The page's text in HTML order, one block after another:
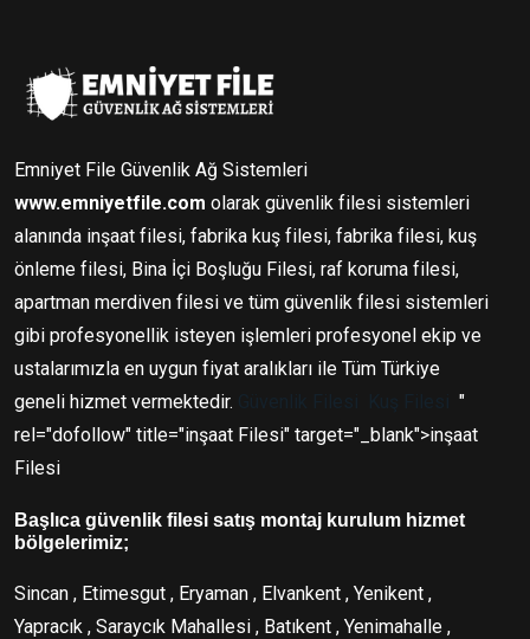
Emniyet File Güvenlik Ağ Sistemleri
www.emniyetfile.com olarak güvenlik filesi sistemleri
alanında inşaat filesi, fabrika kuş filesi, fabrika filesi, kuş
önleme filesi, Bina İçi Boşluğu Filesi, raf koruma filesi,
apartman merdiven filesi ve tüm güvenlik filesi sistemleri
gibi profesyonellik isteyen işlemleri profesyonel ekip ve
ustalarımızla en uygun fiyat aralıkları ile Tüm Türkiye
geneli hizmet vermektedir.
"
rel="dofollow" title="inşaat Filesi" target="_blank">inşaat
Filesi
Başlıca güvenlik filesi satış montaj kurulum hizmet
bölgelerimiz;
Sincan , Etimesgut , Eryaman , Elvankent , Yenikent ,
Yapracık , Saraycık Mahallesi , Batıkent , Yenimahalle ,